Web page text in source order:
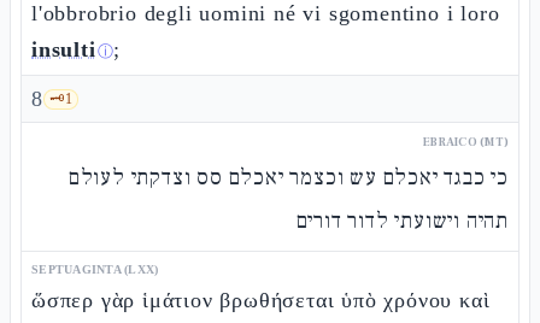
l'obbrobrio degli uomini né vi sgomentino i loro
insultiⓘ;
8 🗝️1
EBRAICO (MT)
כי כבגד יאכלם עש וכצמר יאכלם סס וצדקתי לעולם
תהיה וישועתי לדור דורים
SEPTUAGINTA (LXX)
ὥσπερ γὰρ ἱμάτιον βρωθήσεται ὑπὸ χρόνου καὶ